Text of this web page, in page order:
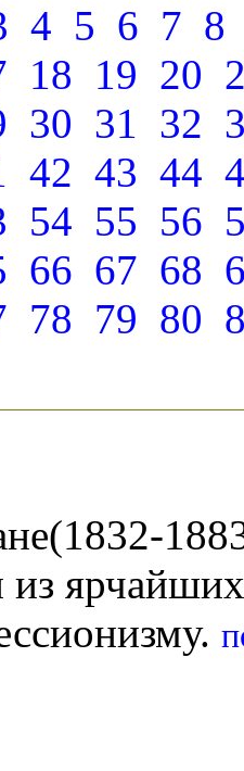
4 5 6 7 8
18 19 20
30 31 32
42 43 44
54 55 56
66 67 68
78 79 80
из